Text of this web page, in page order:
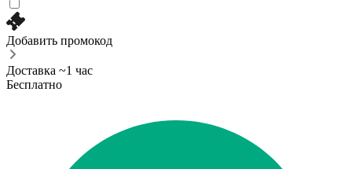
Добавить промокод
Доставка ~1 час
Бесплатно